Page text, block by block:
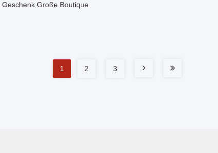
Große Boutique
1 2 3